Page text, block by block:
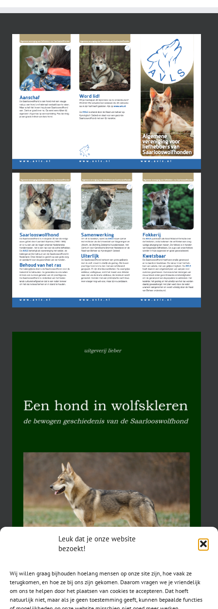
Leuk dat je onze website
bezoekt!
Wij willen graag bijhouden hoelang mensen op onze site zijn, hoe vaak ze
terugkomen, en hoe ze bij ons zijn gekomen. Daarom vragen we je vriendelijk
om ons te helpen door het plaatsen van cookies te accepteren. Dat hoeft
natuurlijk niet, maar als je geen toestemming geeft, kunnen bepaalde functies